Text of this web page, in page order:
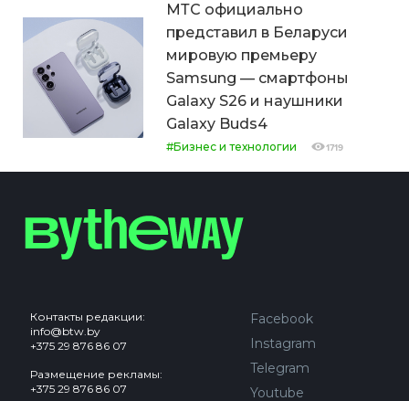
МТС официально
представил в Беларуси
мировую премьеру
Samsung — смартфоны
Galaxy S26 и наушники
Galaxy Buds4
#Бизнес и технологии 1719
Контакты редакции:
info@btw.by
+375 29 876 86 07
Размещение рекламы:
+375 29 876 86 07
Facebook
Instagram
Telegram
Youtube